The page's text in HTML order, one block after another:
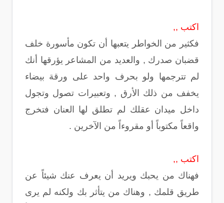
اكتب ,,
فكثير من الخواطر يتعبها أن تكون مأسورة خلف
قضبان صدرك , والعديد من المشاعر يؤرقها أنك
لم تترجمها ولو بحرف واحد على ورقة بيضاء
يخفف من ذلك الأرق , وتعبيرات تصول وتجول
داخل ميدان عقلك لم تطلق لها العنان فتخرج
واقعاً مكتوباً أو مقروءاً من الآخرين .
اكتب ,,
فهناك من يحبك ويريد أن يعرف عنك شيئاً عن
طريق قلمك , وهناك من يتأثر بك ولكنه لم يرى